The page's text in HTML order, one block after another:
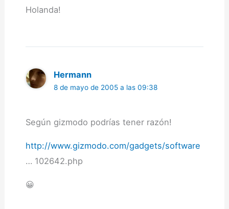
Holanda!
Hermann
8 de mayo de 2005 a las 09:38
Según gizmodo podrías tener razón!
http://www.gizmodo.com/gadgets/software
… 102642.php
😀